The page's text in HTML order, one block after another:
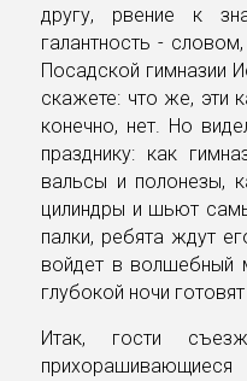
другу, рвение к
галантность -
Посадской гимназии
скажете: что же, эти
конечно, нет. Но
празднику: как
вальсы и полонезы,
цилиндры и шьют
палки, ребята ждут
войдет в волшебный
глубокой ночи
Итак, гости